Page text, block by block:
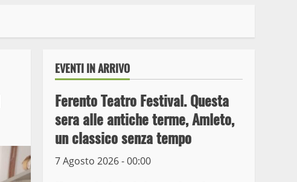
EVENTI IN ARRIVO
Ferento Teatro Festival. Questa
sera alle antiche terme, Amleto,
un classico senza tempo
7 Agosto 2026 - 00:00